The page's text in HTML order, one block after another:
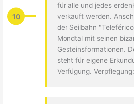
10
für alle und jedes
verkauft werden.
der Seilbahn
Mondtal mit seinen
Gesteinsformationen.
steht für eigene
Verfügung.